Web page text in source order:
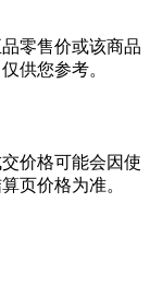
零售价或该商品
供您参考。
价格可能会因使
页价格为准。